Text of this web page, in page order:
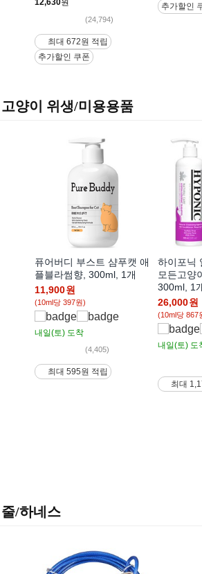
12,630원
(24,794)
최대 672원 적립
추가할인 쿠폰
추가할인
고양이 위생/미용용품
퓨어버디 부스트 샴푸캣 애
플블라썸향, 300ml, 1개
11,900원
(10ml당 397원)
내일(토) 도착
(4,405)
최대 595원 적립
하이포닉
모든고양
300ml, 1
26,000원
(10ml당 867
내일(토) 도
최대
줄/하네스